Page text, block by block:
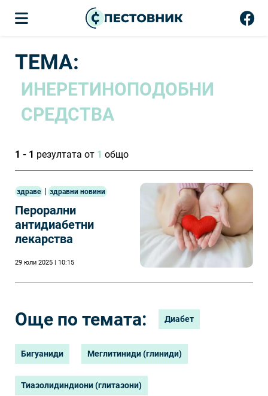
ТЕМА:
ИНЕРЕТИНОПОДОБНИ
СРЕДСТВА
1 - 1 резултата от 1 общо
здраве | здравни новини
Перорални
антидиабетни
лекарства
29 юли 2025 | 10:15
Още по темата: Диабет
Бигуаниди Меглитиниди (глиниди)
Тиазолидиндиони (глитазони)